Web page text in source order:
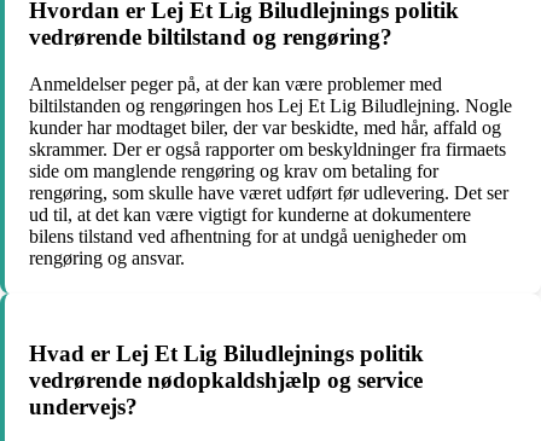
Hvordan er Lej Et Lig Biludlejnings politik
vedrørende biltilstand og rengøring?
Anmeldelser peger på, at der kan være problemer med
biltilstanden og rengøringen hos Lej Et Lig Biludlejning. Nogle
kunder har modtaget biler, der var beskidte, med hår, affald og
skrammer. Der er også rapporter om beskyldninger fra firmaets
side om manglende rengøring og krav om betaling for
rengøring, som skulle have været udført før udlevering. Det ser
ud til, at det kan være vigtigt for kunderne at dokumentere
bilens tilstand ved afhentning for at undgå uenigheder om
rengøring og ansvar.
Hvad er Lej Et Lig Biludlejnings politik
vedrørende nødopkaldshjælp og service
undervejs?